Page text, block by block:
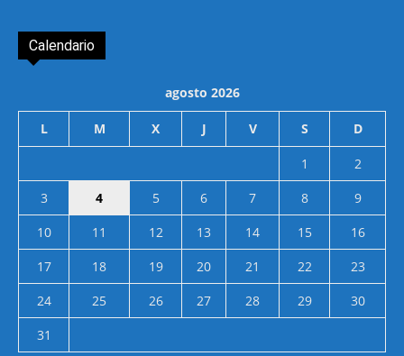
Calendario
agosto 2026
L M X J V S D
1
2
3
4 5 6 7 8
9
10
11 12 13 14 15
16
17
18 19 20 21 22
23
24
25 26 27 28 29
30
31